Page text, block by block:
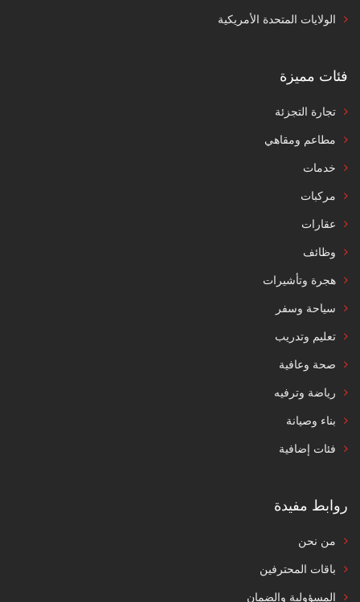
الولايات المتحدة الأمريكية
فئات مميزة
تجارة التجزئة
مطاعم ومقاهي
خدمات
مركبات
عقارات
وظائف
هجرة وتأشيرات
سياحة وسفر
تعليم وتدريب
صحة وعافية
رياضة وترفيه
بناء وصيانة
فئات إضافية
روابط مفيدة
من نحن
باقات المحترفين
المسؤولية والضمان